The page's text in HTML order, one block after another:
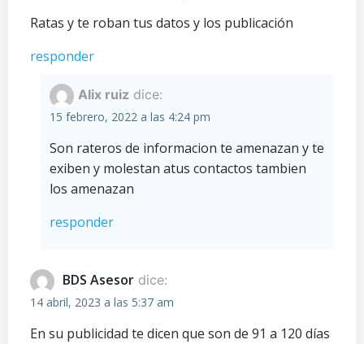
Ratas y te roban tus datos y los publicación
responder
Alix ruiz dice:
15 febrero, 2022 a las 4:24 pm
Son rateros de informacion te amenazan y te
exiben y molestan atus contactos tambien
los amenazan
responder
BDS Asesor dice:
14 abril, 2023 a las 5:37 am
En su publicidad te dicen que son de 91 a 120 días